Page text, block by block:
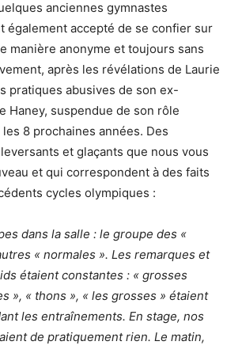
anciennes gymnastes
également accepté de se confier sur
manière anonyme et toujours sans
après les révélations de Laurie
pratiques abusives de son ex-
Haney, suspendue de son rôle
8 prochaines années. Des
et glaçants que nous vous
et qui correspondent à des faits
cycles olympiques :
dans la salle : le groupe des «
« normales ». Les remarques et
étaient constantes : « grosses
», « thons », « les grosses » étaient
les entraînements. En stage, nos
de pratiquement rien. Le matin,